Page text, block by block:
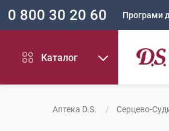
0 800 30 20 60 Програми
Каталог
Аптека D.S. Серцево-